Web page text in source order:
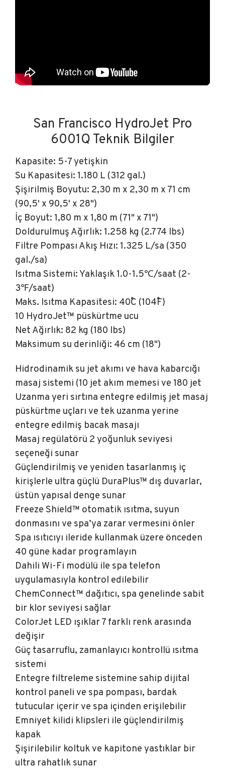
San Francisco HydroJet Pro
6001Q Teknik Bilgiler
Kapasite: 5-7 yetişkin
Su Kapasitesi: 1.180 L (312 gal.)
Şişirilmiş Boyutu: 2,30 m x 2,30 m x 71 cm
(90,5' x 90,5' x 28")
İç Boyut: 1,80 m x 1,80 m (71" x 71")
Doldurulmuş Ağırlık: 1.258 kg (2.774 lbs)
Filtre Pompası Akış Hızı: 1.325 L/sa (350
gal./sa)
Isıtma Sistemi: Yaklaşık 1.0-1.5℃/saat (2-
3℉/saat)
Maks. Isıtma Kapasitesi: 40˚C (104˚F)
10 HydroJet™ püskürtme ucu
Net Ağırlık: 82 kg (180 lbs)
Maksimum su derinliği: 46 cm (18")
Hidrodinamik su jet akımı ve hava kabarcığı
masaj sistemi (10 jet akım memesi ve 180 jet
Uzanma yeri sırtına entegre edilmiş jet masaj
püskürtme uçları ve tek uzanma yerine
entegre edilmiş bacak masajı
Masaj regülatörü 2 yoğunluk seviyesi
seçeneği sunar
Güçlendirilmiş ve yeniden tasarlanmış iç
kirişlerle ultra güçlü DuraPlus™ dış duvarlar,
üstün yapısal denge sunar
Freeze Shield™ otomatik ısıtma, suyun
donmasını ve spa’ya zarar vermesini önler
Spa ısıtıcıyı ileride kullanmak üzere önceden
40 güne kadar programlayın
Dahili Wi-Fi modülü ile spa telefon
uygulamasıyla kontrol edilebilir
ChemConnect™ dağıtıcı, spa genelinde sabit
bir klor seviyesi sağlar
ColorJet LED ışıklar 7 farklı renk arasında
değişir
Güç tasarruflu, zamanlayıcı kontrollü ısıtma
sistemi
Entegre filtreleme sistemine sahip dijital
kontrol paneli ve spa pompası, bardak
tutucular içerir ve spa içinden erişilebilir
Emniyet kilidi klipsleri ile güçlendirilmiş
kapak
Şişirilebilir koltuk ve kapitone yastıklar bir
ultra rahatlık sunar